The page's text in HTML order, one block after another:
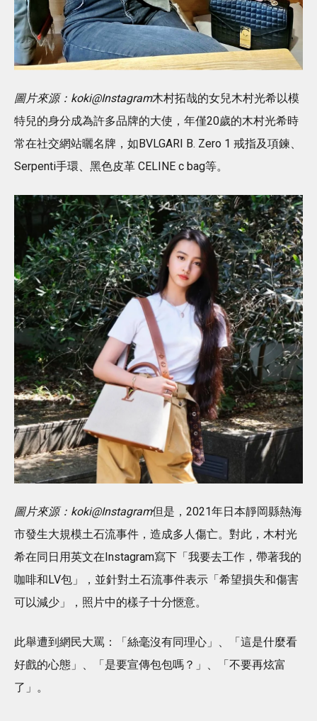
圖片來源：koki@Instagram木村拓哉的女兒木村光希以模
特兒的身分成為許多品牌的大使，年僅20歲的木村光希時
常在社交網站曬名牌，如BVLGARI B. Zero 1 戒指及項鍊、
Serpenti手環、黑色皮革 CELINE c bag等。
圖片來源：koki@Instagram但是，2021年日本靜岡縣熱海
市發生大規模土石流事件，造成多人傷亡。對此，木村光
希在同日用英文在Instagram寫下「我要去工作，帶著我的
咖啡和LV包」，並針對土石流事件表示「希望損失和傷害
可以減少」，照片中的樣子十分愜意。
此舉遭到網民大罵：「絲毫沒有同理心」、「這是什麼看
好戲的心態」、「是要宣傳包包嗎？」、「不要再炫富
了」。